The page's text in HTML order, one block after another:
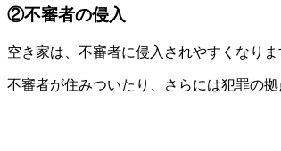
②不審者の侵入
空き家は、不審者に侵入されやすくなりま
不審者が住みついたり、さらには犯罪の